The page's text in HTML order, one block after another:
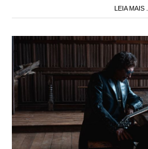
LEIA MAIS ...